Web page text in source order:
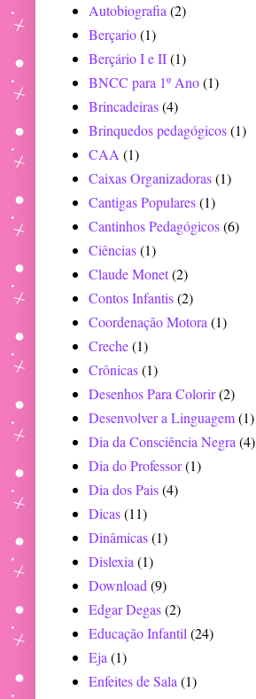
Autobiografia (2)
Berçario(1)
Berçário I e II(1)
BNCC para 1º Ano(1)
Brincadeiras(4)
Brinquedos pedagógicos(1)
CAA (1)
Caixas Organizadoras(1)
Cantigas Populares(1)
Cantinhos Pedagógicos(6)
Ciências(1)
Claude Monet(2)
Contos Infantis(2)
Coordenação Motora (1)
Creche(1)
Crônicas(1)
Desenhos Para Colorir(2)
Desenvolver a Linguagem(1)
Dia da Consciência Negra (4)
Dia do Professor(1)
Dia dos Pais(4)
Dicas(11)
Dinâmicas(1)
Dislexia (1)
Download (9)
Edgar Degas(2)
Educação Infantil (24)
Eja (1)
Enfeites de Sala (1)